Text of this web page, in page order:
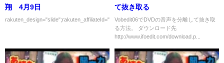
翔 4月9日
rakuten_design="slide";rakuten_affiliateId="00ed0224.63...
て抜き取る
Vobedit06でDVDの音声を分離して抜き取
る方法。 ダウンロード先
http://www.ifoedit.com/download.p...